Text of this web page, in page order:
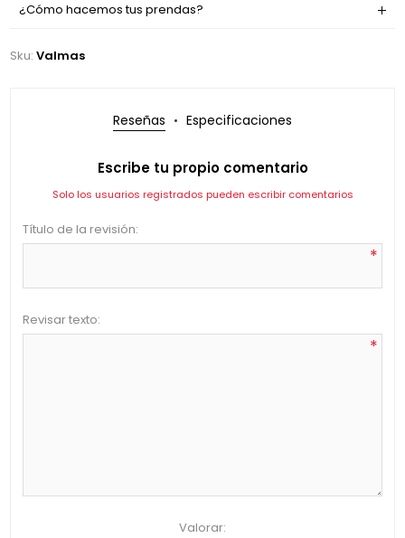
¿Cómo hacemos tus prendas?
Sku: Valmas
Reseñas Especificaciones
Escribe tu propio comentario
Solo los usuarios registrados pueden escribir comentarios
Título de la revisión:
*
Revisar texto:
*
Valorar: